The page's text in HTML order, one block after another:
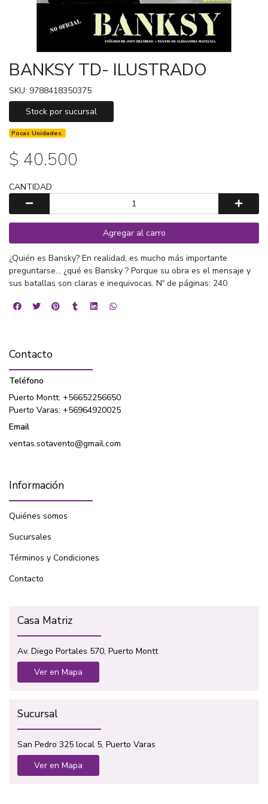
BANKSY TD- ILUSTRADO
SKU: 9788418350375
Stock por sucursal
Pocas Unidades.
$ 40.500
CANTIDAD
Agregar al carro
¿Quién es Bansky? En realidad, es mucho más importante
preguntarse... ¿qué es Bansky ? Porque su obra es el mensaje y
sus batallas son claras e inequivocas. Nº de páginas: 240
Contacto
Teléfono
Puerto Montt: +56652256650
Puerto Varas: +56964920025
Email
ventas.sotavento@gmail.com
Información
Quiénes somos
Sucursales
Términos y Condiciones
Contacto
Casa Matriz
Av. Diego Portales 570, Puerto Montt
Ver en Mapa
Sucursal
San Pedro 325 local 5, Puerto Varas
Ver en Mapa